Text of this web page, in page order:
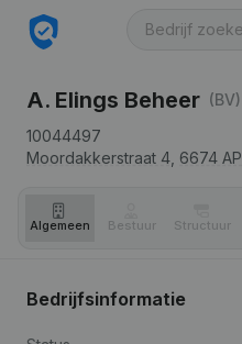
A. Elings Beheer (BV)
10044497
Moordakkerstraat 4, 6674 AP
Algemeen Bestuur Structuur
Bedrijfsinformatie